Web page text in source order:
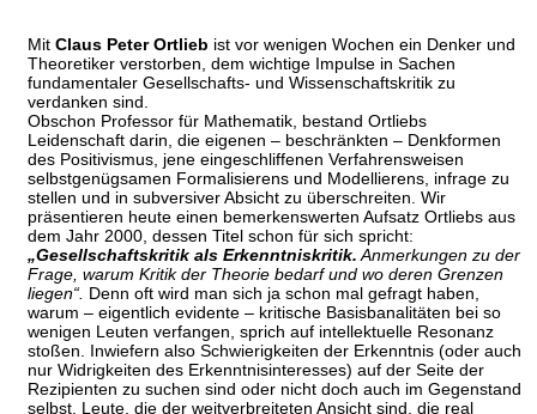
Mit Claus Peter Ortlieb ist vor wenigen Wochen ein Denker und
Theoretiker verstorben, dem wichtige Impulse in Sachen
fundamentaler Gesellschafts- und Wissenschaftskritik zu
verdanken sind.
Obschon Professor für Mathematik, bestand Ortliebs
Leidenschaft darin, die eigenen – beschränkten – Denkformen
des Positivismus, jene eingeschliffenen Verfahrensweisen
selbstgenügsamen Formalisierens und Modellierens, infrage zu
stellen und in subversiver Absicht zu überschreiten. Wir
präsentieren heute einen bemerkenswerten Aufsatz Ortliebs aus
dem Jahr 2000, dessen Titel schon für sich spricht:
„Gesellschaftskritik als Erkenntniskritik. Anmerkungen zu der
Frage, warum Kritik der Theorie bedarf und wo deren Grenzen
liegen“. Denn oft wird man sich ja schon mal gefragt haben,
warum – eigentlich evidente – kritische Basisbanalitäten bei so
wenigen Leuten verfangen, sprich auf intellektuelle Resonanz
stoßen. Inwiefern also Schwierigkeiten der Erkenntnis (oder auch
nur Widrigkeiten des Erkenntnisinteresses) auf der Seite der
Rezipienten zu suchen sind oder nicht doch auch im Gegenstand
selbst. Leute, die der weitverbreiteten Ansicht sind, die real